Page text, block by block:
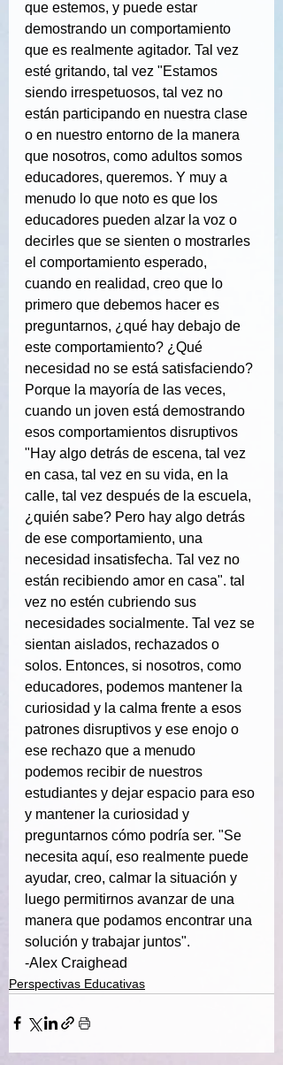
que estemos, y puede estar
demostrando un comportamiento
que es realmente agitador. Tal vez
esté gritando, tal vez "Estamos
siendo irrespetuosos, tal vez no
están participando en nuestra clase
o en nuestro entorno de la manera
que nosotros, como adultos somos
educadores, queremos. Y muy a
menudo lo que noto es que los
educadores pueden alzar la voz o
decirles que se sienten o mostrarles
el comportamiento esperado,
cuando en realidad, creo que lo
primero que debemos hacer es
preguntarnos, ¿qué hay debajo de
este comportamiento? ¿Qué
necesidad no se está satisfaciendo?
Porque la mayoría de las veces,
cuando un joven está demostrando
esos comportamientos disruptivos
"Hay algo detrás de escena, tal vez
en casa, tal vez en su vida, en la
calle, tal vez después de la escuela,
¿quién sabe? Pero hay algo detrás
de ese comportamiento, una
necesidad insatisfecha. Tal vez no
están recibiendo amor en casa". tal
vez no estén cubriendo sus
necesidades socialmente. Tal vez se
sientan aislados, rechazados o
solos. Entonces, si nosotros, como
educadores, podemos mantener la
curiosidad y la calma frente a esos
patrones disruptivos y ese enojo o
ese rechazo que a menudo
podemos recibir de nuestros
estudiantes y dejar espacio para eso
y mantener la curiosidad y
preguntarnos cómo podría ser. "Se
necesita aquí, eso realmente puede
ayudar, creo, calmar la situación y
luego permitirnos avanzar de una
manera que podamos encontrar una
solución y trabajar juntos".
-Alex Craighead
Perspectivas Educativas